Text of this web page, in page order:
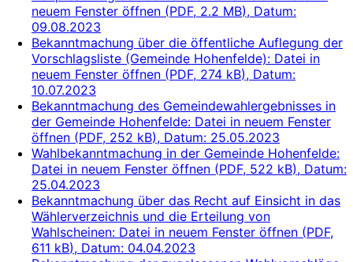
neuem Fenster öffnen (PDF, 2.2 MB), Datum:
09.08.2023
Bekanntmachung über die öffentliche Auflegung der
Vorschlagsliste (Gemeinde Hohenfelde): Datei in
neuem Fenster öffnen (PDF, 274 kB), Datum:
10.07.2023
Bekanntmachung des Gemeindewahlergebnisses in
der Gemeinde Hohenfelde: Datei in neuem Fenster
öffnen (PDF, 252 kB), Datum: 25.05.2023
Wahlbekanntmachung in der Gemeinde Hohenfelde:
Datei in neuem Fenster öffnen (PDF, 522 kB), Datum:
25.04.2023
Bekanntmachung über das Recht auf Einsicht in das
Wählerverzeichnis und die Erteilung von
Wahlscheinen: Datei in neuem Fenster öffnen (PDF,
611 kB), Datum: 04.04.2023